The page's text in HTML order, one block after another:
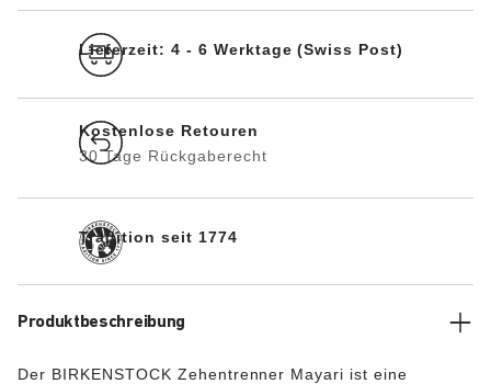
Lieferzeit: 4 - 6 Werktage (Swiss Post)
Kostenlose Retouren
30 Tage Rückgaberecht
Tradition seit 1774
Produktbeschreibung
Der BIRKENSTOCK Zehentrenner Mayari ist eine